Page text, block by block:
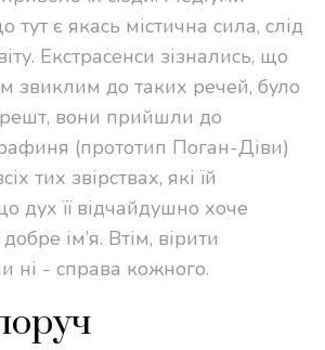
тут є якась містична сила, слід
Екстрасенси зізнались, що
звиклим до таких речей, було
вони прийшли до
(прототип Поган-Діви)
тих звірствах, які їй
дух її відчайдушно хоче
ім’я. Втім, вірити
ні - справа кожного.